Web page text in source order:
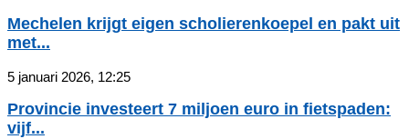
Mechelen krijgt eigen scholierenkoepel en pakt uit
met...
5 januari 2026, 12:25
Provincie investeert 7 miljoen euro in fietspaden:
vijf...